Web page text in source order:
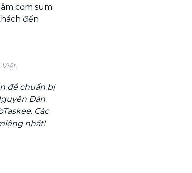
cơm sum
đến
để chuẩn bị
Đán
Các
nhất!